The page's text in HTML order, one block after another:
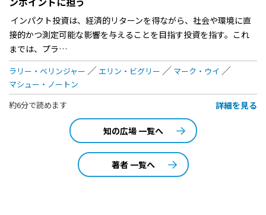
インパクト投資は、経済的リターンを得ながら、社会や環境に直
接的かつ測定可能な影響を与えることを目指す投資を指す。これ
までは、プラ…
ラリー・ベリンジャー エリン・ビグリー
マーク・ウイ
マシュー・ノートン
約6分で読めます
詳細を見る
知の広場 一覧へ
著者 一覧へ